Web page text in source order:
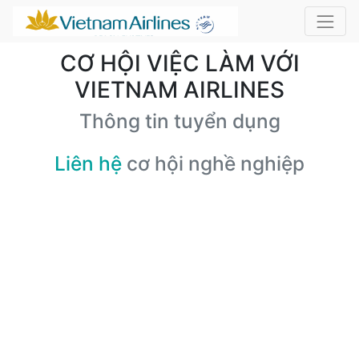
CƠ HỘI VIỆC LÀM VỚI
VIETNAM AIRLINES
Thông tin tuyển dụng
Liên hệ cơ hội nghề nghiệp